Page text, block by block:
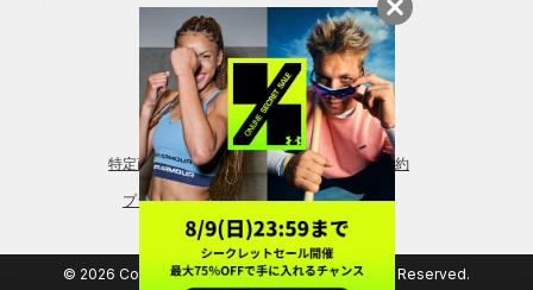
レギンス＆タイツ
特定商取引法に基づく通販の表記 会員規約
プライバシーポリシー
© 2026 Copyright DOME Corporation. All Rights Reserved.